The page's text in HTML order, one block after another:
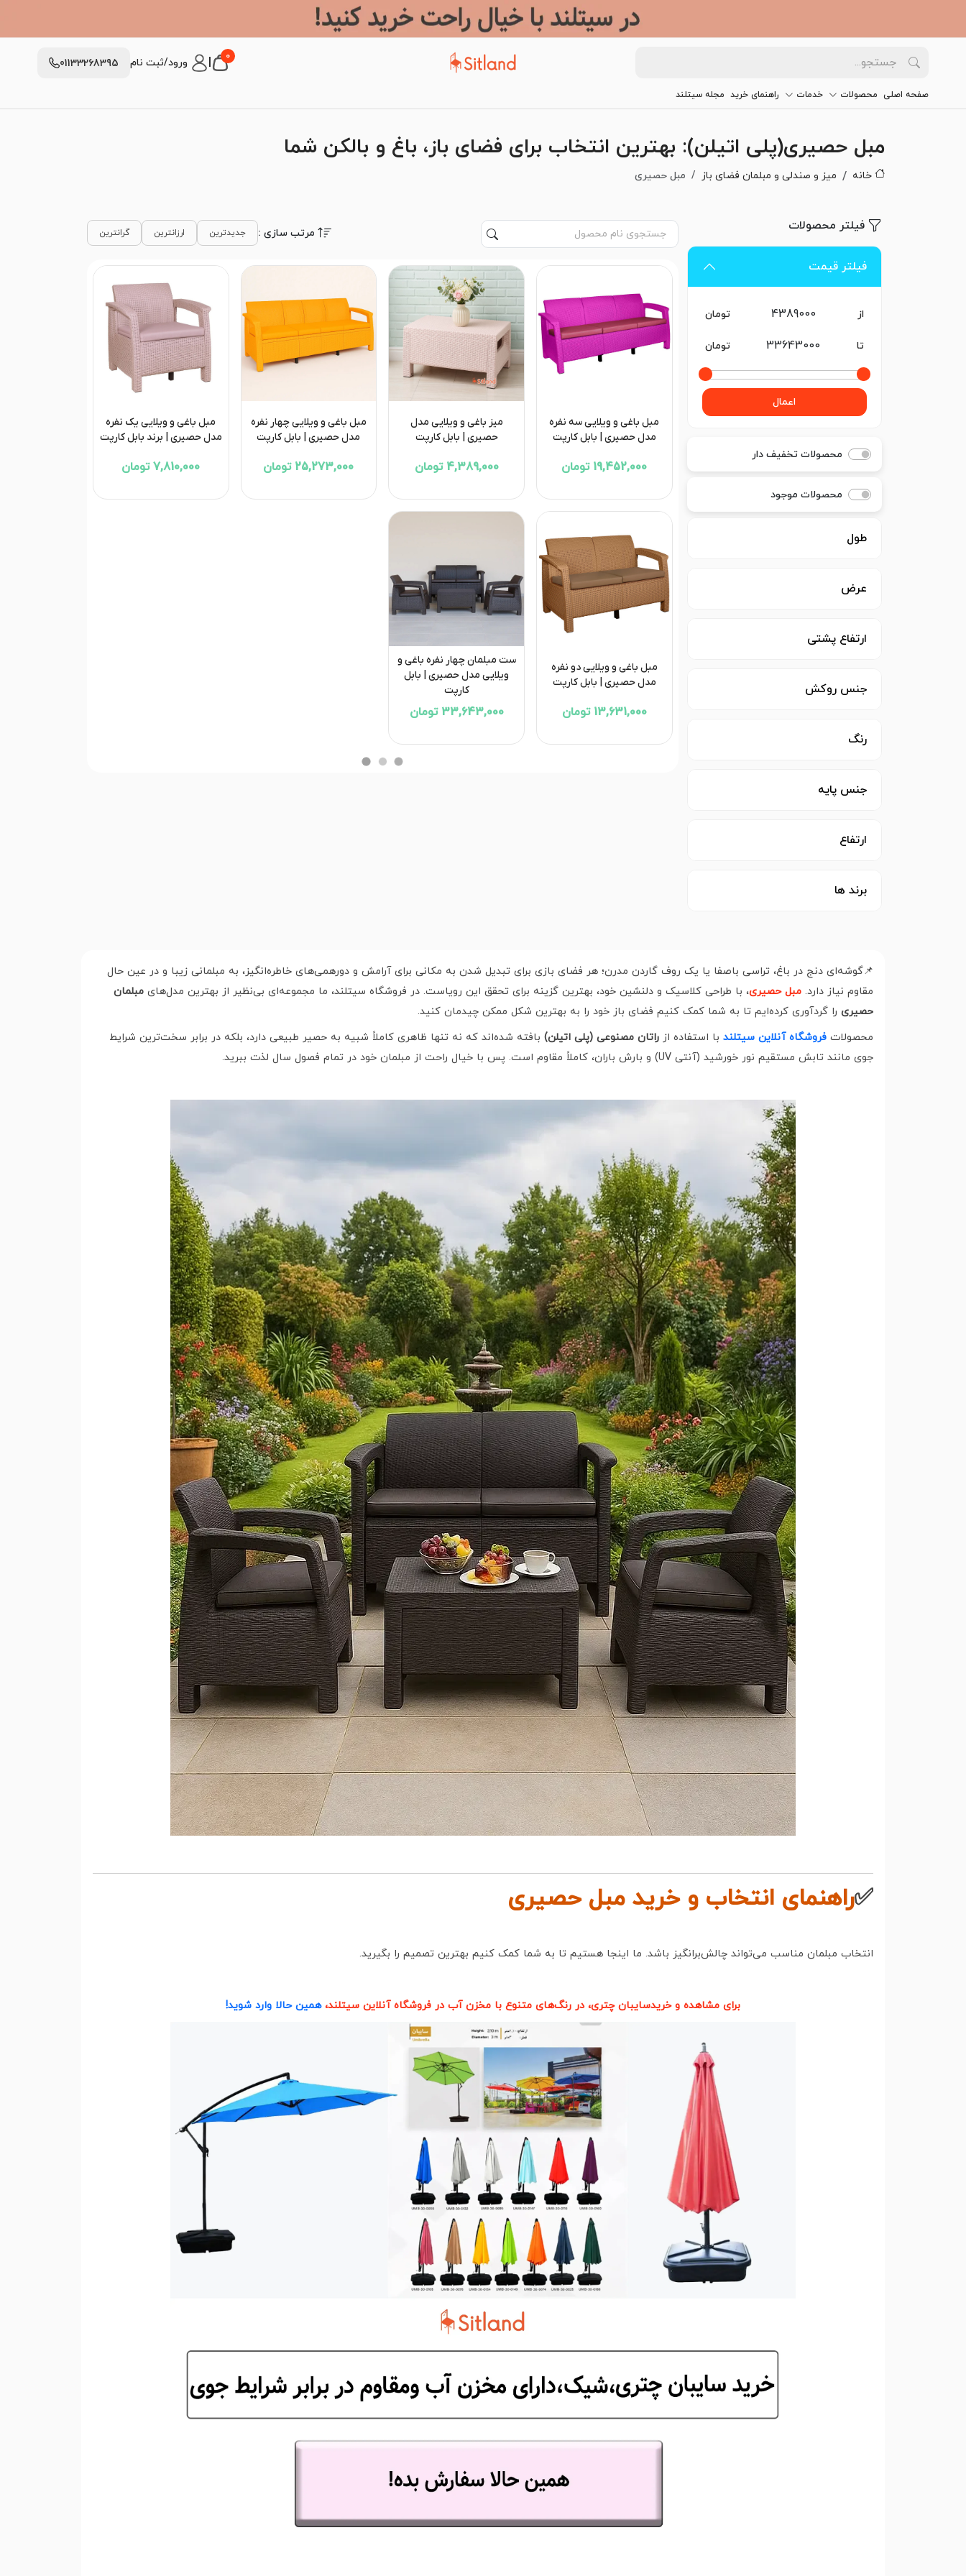
0 ورود/ثبت نام 01133268395
صفحه اصلی محصولات خدمات راهنمای خرید مجله سیتلند
مبل حصیری(پلی اتیلن): بهترین انتخاب برای فضای باز، باغ و بالکن شما
خانه میز و صندلی و مبلمان فضای باز مبل حصیری
فیلتر محصولات
فیلتر قیمت
از تومان
تا تومان
اعمال
محصولات تخفیف دار
محصولات موجود
طول
عرض
ارتفاع پشتی
جنس روکش
رنگ
جنس پایه
ارتفاع
برند ها
مرتب سازی : جدیدترین ارزانترین گرانترین
مبل باغی و ویلایی سه نفره
مدل حصیری | بابل کارپت
19,452,000 تومان
میز باغی و ویلایی مدل
حصیری | بابل کارپت
4,389,000 تومان
مبل باغی و ویلایی چهار نفره
مدل حصیری | بابل کارپت
25,273,000 تومان
مبل باغی و ویلایی یک نفره
مدل حصیری | برند بابل کارپت
7,810,000 تومان
مبل باغی و ویلایی دو نفره
مدل حصیری | بابل کارپت
13,631,000 تومان
ست مبلمان چهار نفره باغی و
ویلایی مدل حصیری | بابل
کارپت
33,643,000 تومان
📌گوشه‌ای دنج در باغ، تراسی باصفا یا یک روف گاردن مدرن؛ هر فضای بازی برای تبدیل شدن به مکانی برای آرامش و دورهمی‌های خاطره‌انگیز، به مبلمانی زیبا و در عین حال
مقاوم نیاز دارد. مبل حصیری، با طراحی کلاسیک و دلنشین خود، بهترین گزینه برای تحقق این رویاست. در فروشگاه سیتلند، ما مجموعه‌ای بی‌نظیر از بهترین مدل‌های مبلمان
حصیریرا گردآوری کرده‌ایم تا به شما کمک کنیم فضای باز خود را به بهترین شکل ممکن چیدمان کنید.
محصولات فروشگاه آنلاین سیتلندبا استفاده از راتان مصنوعی (پلی اتیلن)بافته شده‌اند که نه تنها ظاهری کاملاً شبیه به حصیر طبیعی دارد، بلکه در برابر سخت‌ترین شرایط
جوی مانند تابش مستقیم نور خورشید (آنتی UV) و بارش باران، کاملاً مقاوم است. پس با خیال راحت از مبلمان خود در تمام فصول سال لذت ببرید.
✅راهنمای انتخاب و خرید مبل حصیری
انتخاب مبلمان مناسب می‌تواند چالش‌برانگیز باشد. ما اینجا هستیم تا به شما کمک کنیم بهترین تصمیم را بگیرید.
برای مشاهده و خریدسایبان چتری، در رنگ‌های متنوع با مخزن آب در فروشگاه آنلاین سیتلند،همین حالا وارد شوید!